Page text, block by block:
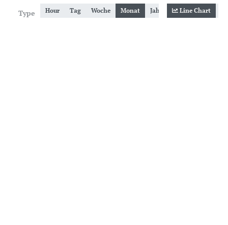
Zoom Hour Tag Woche Monat Jahr Gesamt
Type Line Chart